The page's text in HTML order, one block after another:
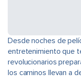
Desde noches de
entretenimiento que
revolucionarios
los caminos llevan a